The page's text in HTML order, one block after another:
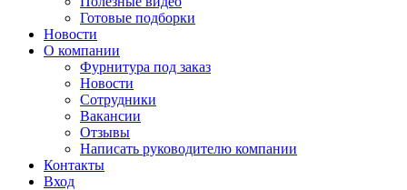
Готовые подборки
Новости
О компании
Фурнитура под заказ
Новости
Сотрудники
Вакансии
Отзывы
Написать руководителю компании
Контакты
Вход